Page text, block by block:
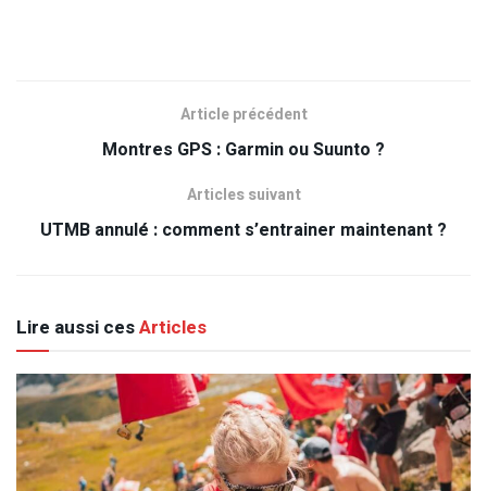
Article précédent
Montres GPS : Garmin ou Suunto ?
Articles suivant
UTMB annulé : comment s’entrainer maintenant ?
Lire aussi cesArticles